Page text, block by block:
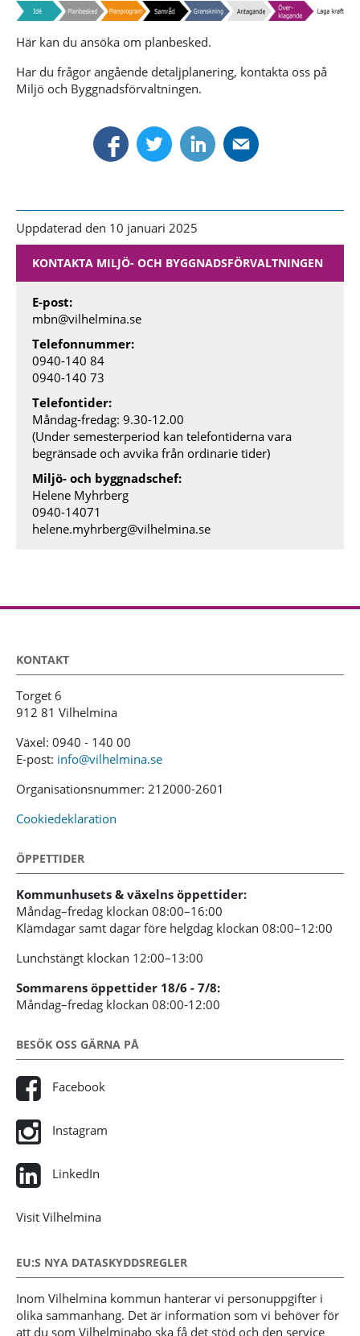
Här kan du ansöka om planbesked.
Har du frågor angående detaljplanering, kontakta oss på
Miljö och Byggnadsförvaltningen.
Uppdaterad den 10 januari 2025
KONTAKTA MILJÖ- OCH BYGGNADSFÖRVALTNINGEN
E-post:
mbn@vilhelmina.se
Telefonnummer:
0940-140 84
0940-140 73
Telefontider:
Måndag-fredag: 9.30-12.00
(Under semesterperiod kan telefontiderna vara
begränsade och avvika från ordinarie tider)
Miljö- och byggnadschef:
Helene Myhrberg
0940-14071
helene.myhrberg@vilhelmina.se
KONTAKT
Torget 6
912 81 Vilhelmina
Växel: 0940 - 140 00
E-post: info@vilhelmina.se
Organisationsnummer: 212000-2601
Cookiedeklaration
ÖPPETTIDER
Kommunhusets & växelns öppettider:
Måndag–fredag klockan 08:00–16:00
Klämdagar samt dagar före helgdag klockan 08:00–12:00
Lunchstängt klockan 12:00–13:00
Sommarens öppettider 18/6 - 7/8:
Måndag–fredag klockan 08:00-12:00
BESÖK OSS GÄRNA PÅ
Facebook
Instagram
LinkedIn
Visit Vilhelmina
EU:S NYA DATASKYDDSREGLER
Inom Vilhelmina kommun hanterar vi personuppgifter i
olika sammanhang. Det är information som vi behöver för
att du som Vilhelminabo ska få det stöd och den service